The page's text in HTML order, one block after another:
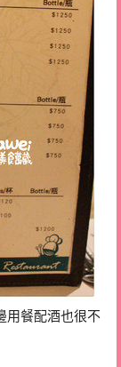
用餐配酒也很不